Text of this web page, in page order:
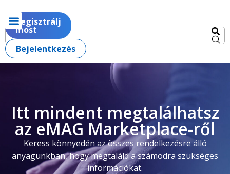
Regisztrálj
most
Bejelentkezés
Itt mindent megtalálhatsz
az eMAG Marketplace-ről
Keress könnyedén az összes rendelkezésre álló
anyagunkban, hogy megtaláld a számodra szükséges
információkat.